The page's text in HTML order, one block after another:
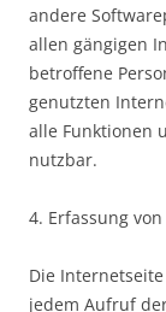
andere
allen gängigen
betroffene
genutzten
alle Funktionen
nutzbar.
4. Erfassung
Die
jedem Aufruf